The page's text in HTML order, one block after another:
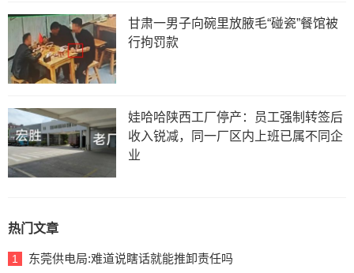
甘肃一男子向碗里放腋毛“碰瓷”餐馆被
行拘罚款
娃哈哈陕西工厂停产：员工强制转签后
收入锐减，同一厂区内上班已属不同企
业
热门文章
1 东莞供电局:难道说瞎话就能推卸责任吗